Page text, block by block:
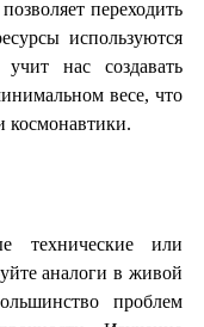
переходить
используются
нас создавать
весе, что
космонавтики.
технические или
аналоги в живой
проблем